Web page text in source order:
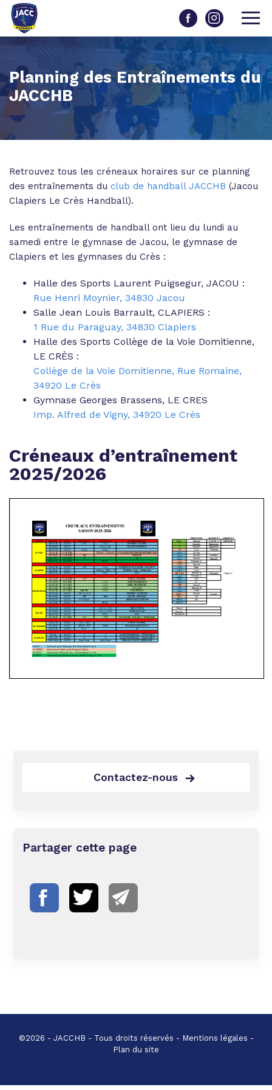
Planning des Entraînements du
JACCHB
Retrouvez tous les créneaux horaires sur ce planning
des entraînements du club de handball JACCHB (Jacou
Clapiers Le Crès Handball).
Les entraînements de handball ont lieu du lundi au
samedi entre le gymnase de Jacou, le gymnase de
Clapiers et les gymnases du Crès :
Halle des Sports Laurent Puigsegur, JACOU :
Rue Henri Moynier, 34830 Jacou
Salle Jean Louis Barrault, CLAPIERS :
1 Rue du Paraguay, 34830 Clapiers
Halle des Sports Collège de la Voie Domitienne,
LE CRÈS :
Collège de la Voie Domitienne, Rue Romaine,
34920 Le Crès
Gymnase Georges Brassens, LE CRES
Imp. Alfred de Vigny, 34920 Le Crès
Créneaux d’entraînement
2025/2026
Contactez-nous
Partager cette page
©2026 - JACCHB - Tous droits réservés - Mentions légales -
Plan du site